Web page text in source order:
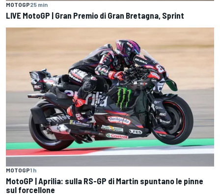
MOTOGP25 min
LIVE MotoGP | Gran Premio di Gran Bretagna, Sprint
MOTOGP1 h
MotoGP | Aprilia: sulla RS-GP di Martin spuntano le pinne
sul forcellone